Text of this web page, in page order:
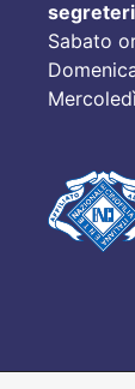
Sabato